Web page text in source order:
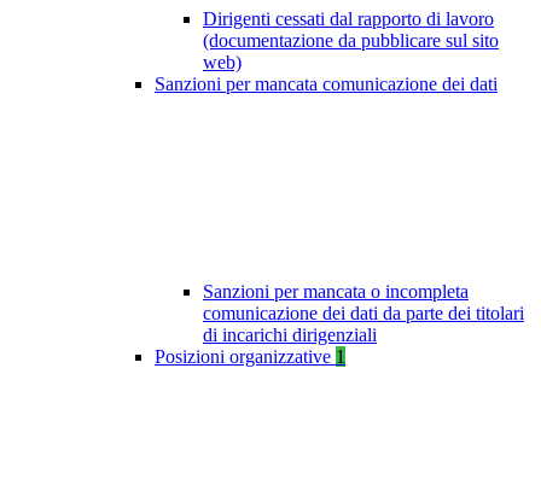
Dirigenti cessati dal rapporto di lavoro
(documentazione da pubblicare sul sito
web)
Sanzioni per mancata comunicazione dei dati
Sanzioni per mancata o incompleta
comunicazione dei dati da parte dei titolari
di incarichi dirigenziali
Posizioni organizzative 1